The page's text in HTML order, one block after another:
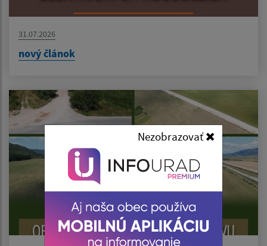
Nezobrazovať
31.07.2026
nový článok